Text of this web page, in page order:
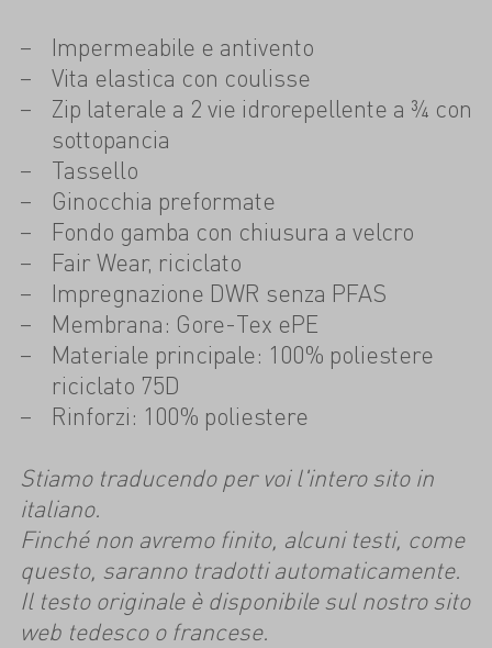
Impermeabile e antivento
Vita elastica con coulisse
Zip laterale a 2 vie idrorepellente a ¾ con
sottopancia
Tassello
Ginocchia preformate
Fondo gamba con chiusura a velcro
Fair Wear, riciclato
Impregnazione DWR senza PFAS
Membrana: Gore-Tex ePE
Materiale principale: 100% poliestere
riciclato 75D
Rinforzi: 100% poliestere
Stiamo traducendo per voi l'intero sito in
italiano.
Finché non avremo finito, alcuni testi, come
questo, saranno tradotti automaticamente.
Il testo originale è disponibile sul nostro sito
web tedesco o francese.